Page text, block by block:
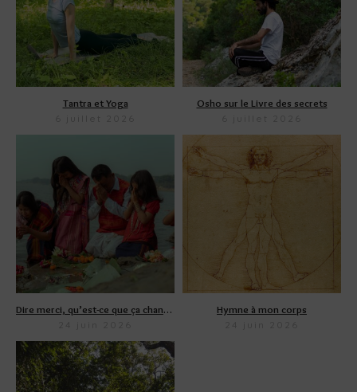
Tantra et Yoga Osho sur le Livre des secrets
Dire merci, qu’est-ce que ça change ? Hymne à mon corps